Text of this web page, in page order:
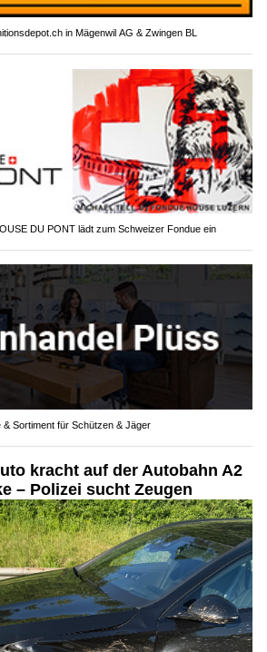
in Mägenwil AG & Zwingen BL
DU PONT lädt zum Schweizer Fondue ein
Sortiment für Schützen & Jäger
kracht auf der Autobahn A2
– Polizei sucht Zeugen